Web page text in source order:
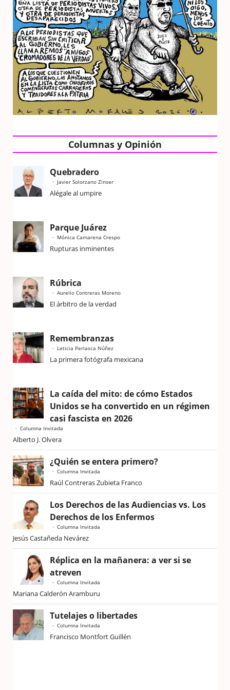
Columnas y Opinión
Quebradero
Javier Solorzano Zinser
Alégale al umpire
Parque Juárez
Mónica Camarena Crespo
Rupturas inminentes
Rúbrica
Aurelio Contreras Moreno
El árbitro de la verdad
Remembranzas
Leticia Perlasca Núñez
La primera fotógrafa mexicana
La caída del mito: de cómo Estados
Unidos se ha convertido en un régimen
casi fascista en 2026
Columna Invitada
Alberto J. Olvera
¿Quién se entera primero?
Columna Invitada
Raúl Contreras Zubieta Franco
Los Derechos de las Audiencias vs. Los
Derechos de los Enfermos
Columna Invitada
Jesús Castañeda Nevárez
Réplica en la mañanera: a ver si se
atreven
Columna Invitada
Mariana Calderón Aramburu
Tutelajes o libertades
Columna Invitada
Francisco Montfort Guillén